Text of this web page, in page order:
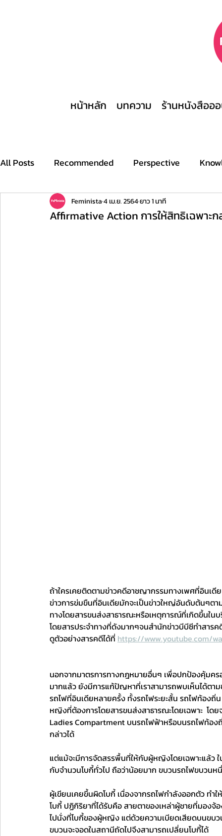
หน้าหลัก บทความ ร้านหนังสืออ
All Posts Recommended Perspective
Archive Stories This is what a feminist
Affirmative Action การให้สิทธิเฉพาะ
Feminista4 เม.ย. 2564ยาว 1 นาที
ถ้าใครเคยติดตามข่าวคดีอาชญากรรมทางเพศที่อินเ
ข่าวการข่มขืนที่อินเดียมักจะเป็นข่าวใหญ่อันดับต้นๆต
ทางโดยสารขนส่งสาธารณะหรือเหตุการณ์ที่เกิดขึ้นใ
โดยสารประจำทางที่ดังมากๆจนสำนักข่าวบีบีซีทำสาร
ดูตัวอย่างสารคดีได้ที่ https://www.youtube.com/
นอกจากมาตรการทางกฎหมายอื่นๆ เพื่อปกป้องคุ้มค
มากแล้ว ยังมีการแก้ปัญหาที่เราสามารถพบเห็นได้ตา
รถไฟที่อินเดียหลายครั้ง ทั้งรถไฟระยะสั้น รถไฟท้อง
หญิงที่ต้องการโดยสารขนส่งสาธารณะโดยเฉพาะ  โ
Ladies Compartment บนรถไฟฟ้าหรือบนรถไฟท้อง
กล่าวได้
แต่แม้จะมีการจัดสรรพื้นที่ให้กับผู้หญิงโดยเฉพาะแล้ว
กับจำนวนโบกี้ทั่วไป ถือว่าน้อยมาก ขบวนรถไฟขบว
ผู้เขียนเคยขึ้นผิดโบกี้ เนื่องจากรถไฟกำลังออกตัว ทำ
โบกี้ ปฏิกิริยาที่ได้รับคือ สายตาของเหล่าผู้ชายที่มอง
ไปนั่งที่โบกี้ของผู้หญิง แต่ด้วยความเบียดเสียดบนขบว
ขบวนจะจอดในสถานีถัดไปจึงสามารถเปลี่ยนโบกี้ได้